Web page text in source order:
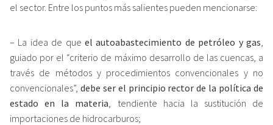
el sector. Entre los puntos más salientes pueden mencionarse:
– La idea de que el autoabastecimiento de petróleo y gas
guiado por el “criterio de máximo desarrollo de las cuencas, a
través de métodos y procedimientos convencionales y no
convencionales”, debe ser el principio rector de la política de
estado en la materia , tendiente hacia la sustitución de
importaciones de hidrocarburos;